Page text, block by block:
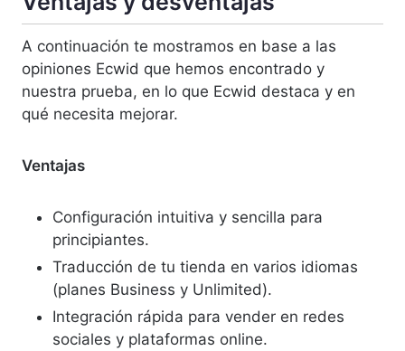
A continuación te mostramos en base a las
opiniones Ecwid que hemos encontrado y
nuestra prueba, en lo que Ecwid destaca y en
qué necesita mejorar.
Ventajas
Configuración intuitiva y sencilla para
principiantes.
Traducción de tu tienda en varios idiomas
(planes Business y Unlimited).
Integración rápida para vender en redes
sociales y plataformas online.